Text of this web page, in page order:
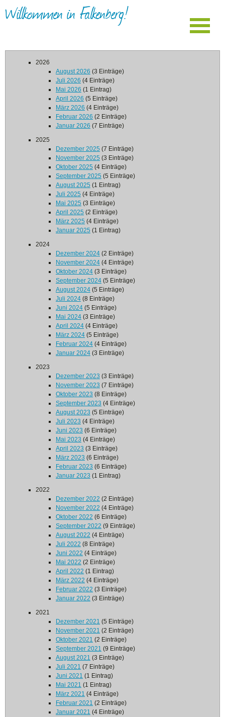
Willkommen in Falkenberg!
2026
August 2026 (3 Einträge)
Juli 2026 (4 Einträge)
Mai 2026 (1 Eintrag)
April 2026 (5 Einträge)
März 2026 (4 Einträge)
Februar 2026 (2 Einträge)
Januar 2026 (7 Einträge)
2025
Dezember 2025 (7 Einträge)
November 2025 (3 Einträge)
Oktober 2025 (4 Einträge)
September 2025 (5 Einträge)
August 2025 (1 Eintrag)
Juli 2025 (4 Einträge)
Mai 2025 (3 Einträge)
April 2025 (2 Einträge)
März 2025 (4 Einträge)
Januar 2025 (1 Eintrag)
2024
Dezember 2024 (2 Einträge)
November 2024 (4 Einträge)
Oktober 2024 (3 Einträge)
September 2024 (5 Einträge)
August 2024 (5 Einträge)
Juli 2024 (8 Einträge)
Juni 2024 (5 Einträge)
Mai 2024 (3 Einträge)
April 2024 (4 Einträge)
März 2024 (5 Einträge)
Februar 2024 (4 Einträge)
Januar 2024 (3 Einträge)
2023
Dezember 2023 (3 Einträge)
November 2023 (7 Einträge)
Oktober 2023 (8 Einträge)
September 2023 (4 Einträge)
August 2023 (5 Einträge)
Juli 2023 (4 Einträge)
Juni 2023 (6 Einträge)
Mai 2023 (4 Einträge)
April 2023 (3 Einträge)
März 2023 (6 Einträge)
Februar 2023 (6 Einträge)
Januar 2023 (1 Eintrag)
2022
Dezember 2022 (2 Einträge)
November 2022 (4 Einträge)
Oktober 2022 (6 Einträge)
September 2022 (9 Einträge)
August 2022 (4 Einträge)
Juli 2022 (8 Einträge)
Juni 2022 (4 Einträge)
Mai 2022 (2 Einträge)
April 2022 (1 Eintrag)
März 2022 (4 Einträge)
Februar 2022 (3 Einträge)
Januar 2022 (3 Einträge)
2021
Dezember 2021 (5 Einträge)
November 2021 (2 Einträge)
Oktober 2021 (2 Einträge)
September 2021 (9 Einträge)
August 2021 (3 Einträge)
Juli 2021 (7 Einträge)
Juni 2021 (1 Eintrag)
Mai 2021 (1 Eintrag)
März 2021 (4 Einträge)
Februar 2021 (2 Einträge)
Januar 2021 (4 Einträge)